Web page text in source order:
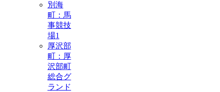
別海
町：馬
事競技
場1
厚沢部
町：厚
沢部町
総合グ
ランド